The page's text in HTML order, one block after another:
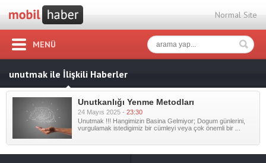
Normal Site
MENÜ
unutmak ile İlişkili Haberler
Unutkanlığı Yenme Metodları
24 Mayıs 2025 - 23:30
Unutmak !!! Hangimizin Basina Gelmiyor; Dogum günlerini,
vurgulamak istedigimiz bir cümleyi veya çok önemli bir ...